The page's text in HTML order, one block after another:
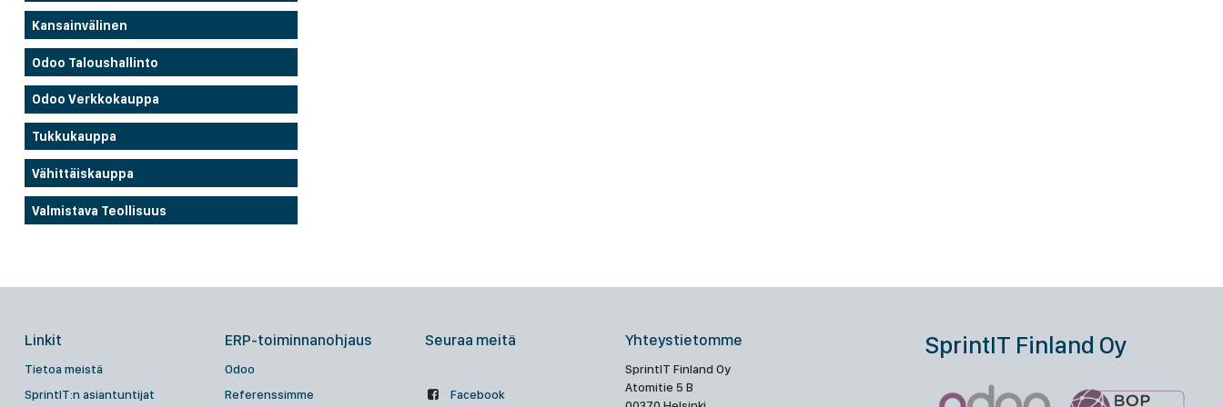
Kansainvälinen
Odoo Taloushallinto
Odoo Verkkokauppa
Tukkukauppa
Vähittäiskauppa
Valmistava Teollisuus
Linkit
Tietoa meistä
SprintIT:n asiantuntijat
ERP-toiminnanohjaus
Odoo
Referenssimme
Seuraa meitä
Facebook
Yhteystietomme
SprintIT Finland Oy
Atomitie 5 B
SprintIT Finland Oy